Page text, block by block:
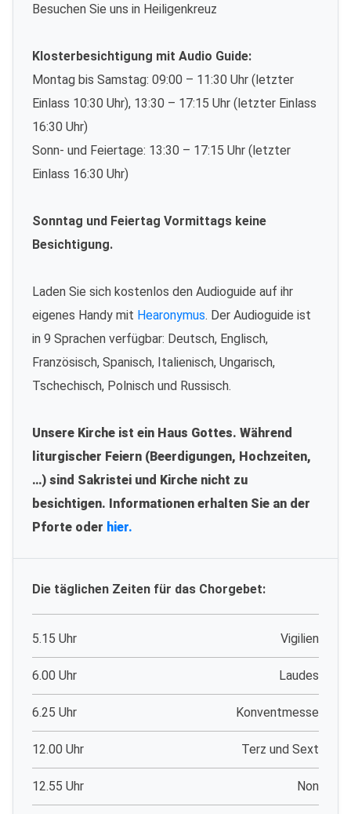
Besuchen Sie uns in Heiligenkreuz
Klosterbesichtigung mit Audio Guide:
Montag bis Samstag: 09:00 – 11:30 Uhr (letzter
Einlass 10:30 Uhr), 13:30 – 17:15 Uhr (letzter Einlass
16:30 Uhr)
Sonn- und Feiertage: 13:30 – 17:15 Uhr (letzter
Einlass 16:30 Uhr)
Sonntag und Feiertag Vormittags keine
Besichtigung.
Laden Sie sich kostenlos den Audioguide auf ihr
eigenes Handy mit Hearonymus. Der Audioguide ist
in 9 Sprachen verfügbar: Deutsch, Englisch,
Französisch, Spanisch, Italienisch, Ungarisch,
Tschechisch, Polnisch und Russisch.
Unsere Kirche ist ein Haus Gottes. Während
liturgischer Feiern (Beerdigungen, Hochzeiten,
…) sind Sakristei und Kirche nicht zu
besichtigen. Informationen erhalten Sie an der
Pforte oder hier.
Die täglichen Zeiten für das Chorgebet:
5.15 Uhr Vigilien
6.00 Uhr Laudes
6.25 Uhr Konventmesse
12.00 Uhr Terz und Sext
12.55 Uhr Non